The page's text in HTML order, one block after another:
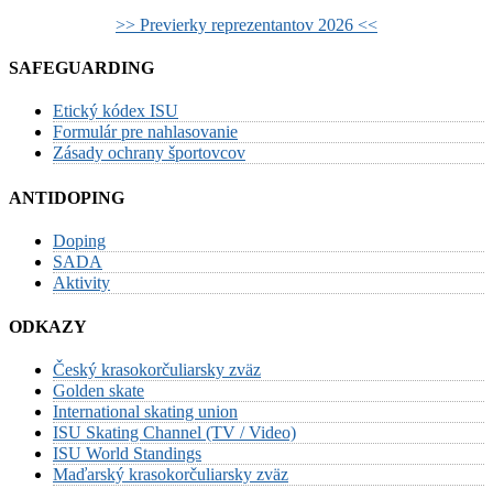
>> Previerky reprezentantov 2026 <<
SAFEGUARDING
Etický kódex ISU
Formulár pre nahlasovanie
Zásady ochrany športovcov
ANTIDOPING
Doping
SADA
Aktivity
ODKAZY
Český krasokorčuliarsky zväz
Golden skate
International skating union
ISU Skating Channel (TV / Video)
ISU World Standings
Maďarský krasokorčuliarsky zväz